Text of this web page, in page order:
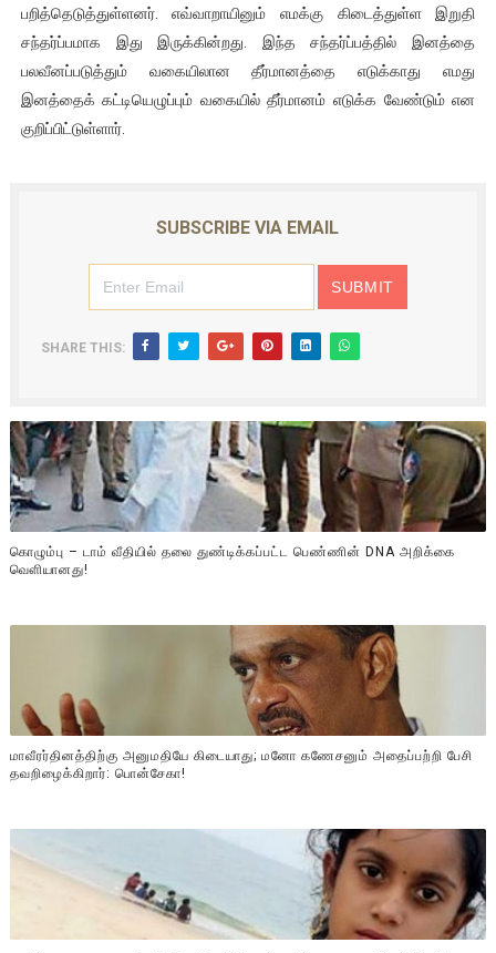
பறித்தெடுத்துள்ளனர். எவ்வாறாயினும் எமக்கு கிடைத்துள்ள இறுதி
சந்தர்ப்பமாக இது இருக்கின்றது. இந்த சந்தர்ப்பத்தில் இனத்தை
பலவீனப்படுத்தும் வகையிலான தீர்மானத்தை எடுக்காது எமது
இனத்தைக் கட்டியெழுப்பும் வகையில் தீர்மானம் எடுக்க வேண்டும் என
குறிப்பிட்டுள்ளார்.
SUBSCRIBE VIA EMAIL
SHARE THIS:
கொழும்பு – டாம் வீதியில் தலை துண்டிக்கப்பட்ட பெண்ணின் DNA அறிக்கை
வௌியானது!
மாவீரர்தினத்திற்கு அனுமதியே கிடையாது; மனோ கணேசனும் அதைப்பற்றி பேசி
தவறிழைக்கிறார்: பொன்சேகா!